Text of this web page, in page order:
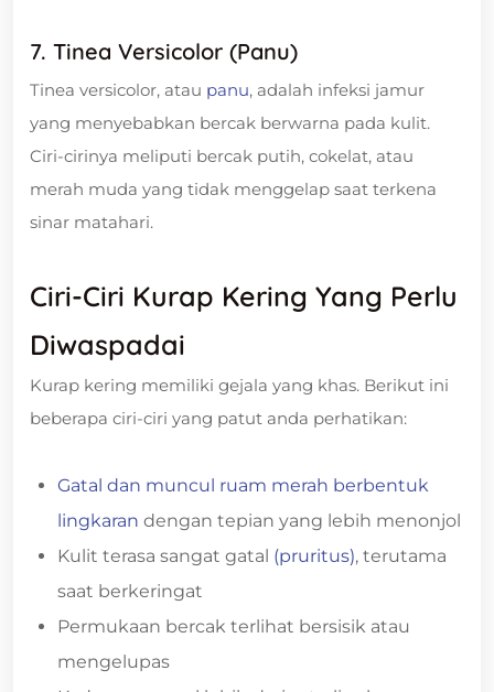
7. Tinea Versicolor (Panu)
Tinea versicolor, atau panu, adalah infeksi jamur
yang menyebabkan bercak berwarna pada kulit.
Ciri-cirinya meliputi bercak putih, cokelat, atau
merah muda yang tidak menggelap saat terkena
sinar matahari.
Ciri-Ciri Kurap Kering Yang Perlu
Diwaspadai
Kurap kering memiliki gejala yang khas. Berikut ini
beberapa ciri-ciri yang patut anda perhatikan:
Gatal dan muncul ruam merah berbentuk
lingkaran dengan tepian yang lebih menonjol
Kulit terasa sangat gatal (pruritus), terutama
saat berkeringat
Permukaan bercak terlihat bersisik atau
mengelupas